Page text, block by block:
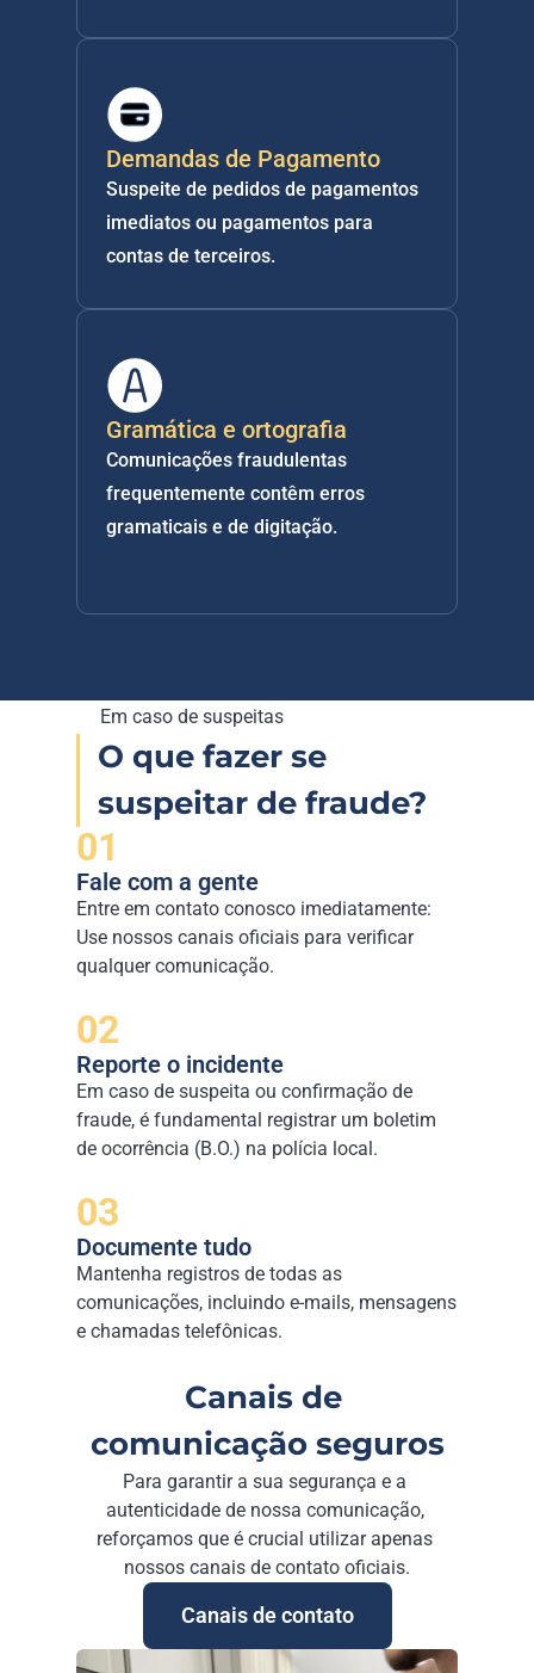
Demandas de Pagamento
Suspeite de pedidos de pagamentos
imediatos ou pagamentos para
contas de terceiros.
Gramática e ortografia
Comunicações fraudulentas
frequentemente contêm erros
gramaticais e de digitação.
Em caso de suspeitas
O que fazer se
suspeitar de fraude?
01
Fale com a gente
Entre em contato conosco imediatamente:
Use nossos canais oficiais para verificar
qualquer comunicação.
02
Reporte o incidente
Em caso de suspeita ou confirmação de
fraude, é fundamental registrar um boletim
de ocorrência (B.O.) na polícia local.
03
Documente tudo
Mantenha registros de todas as
comunicações, incluindo e-mails, mensagens
e chamadas telefônicas.
Canais de
comunicação seguros
Para garantir a sua segurança e a
autenticidade de nossa comunicação,
reforçamos que é crucial utilizar apenas
nossos canais de contato oficiais.
Canais de contato